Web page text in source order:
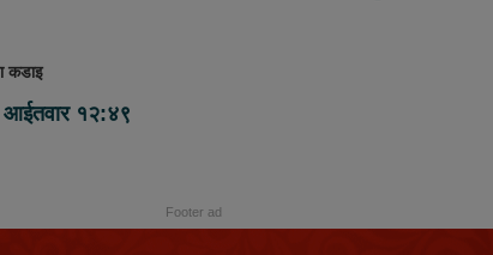
कडाइ
१२:४९
Footer ad